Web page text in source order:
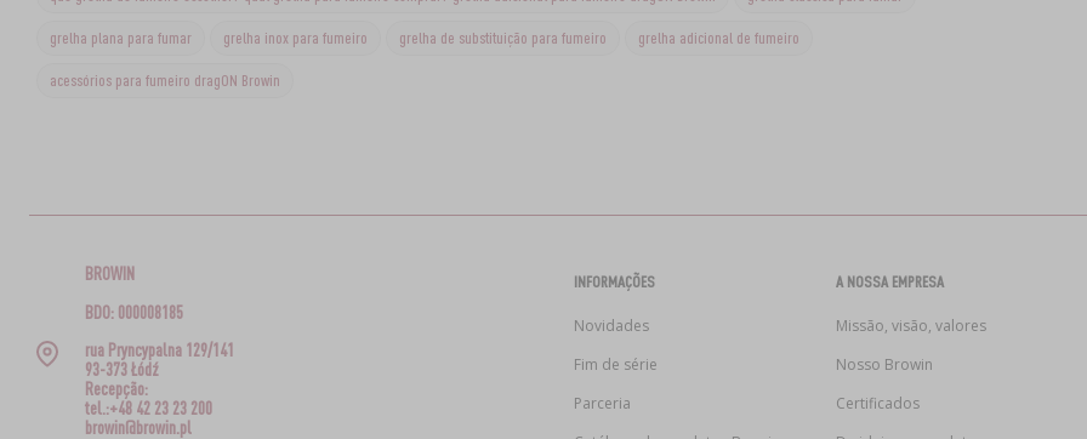
grelha plana para fumar grelha inox para fumeiro grelha de substituição para fumeiro grelha adicional de fumeiro
acessórios para fumeiro dragON Browin
BROWIN
BDO: 000008185
rua Pryncypalna 129/141
93-373 Łódź
Recepção:
tel.:+48 42 23 23 200
browin@browin.pl
INFORMAÇÕES
Novidades
Fim de série
Parceria
A NOSSA EMPRESA
Missão, visão, valores
Nosso Browin
Certificados